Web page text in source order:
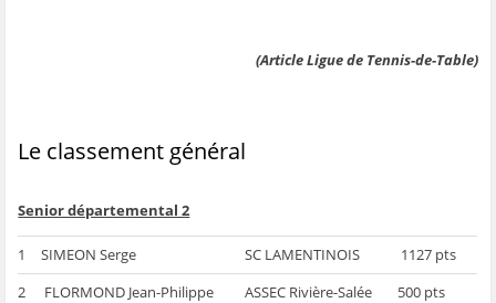
(Article Ligue de Tennis-de-Table)
Le classement général
Senior départemental 2
1 SIMEON Serge SC LAMENTINOIS
1127 pts
2
FLORMOND Jean-Philippe ASSEC Rivière-Salée
500 pts